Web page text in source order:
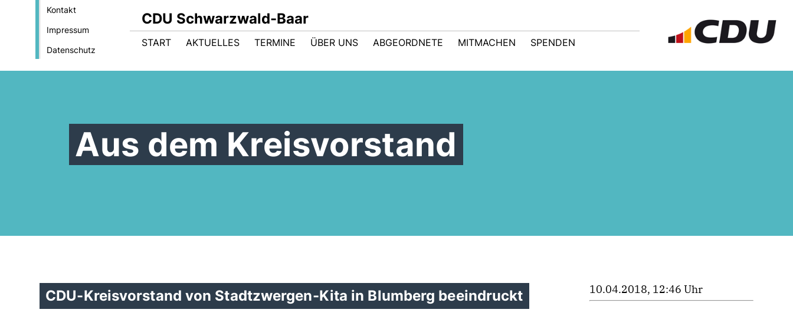
Kontakt
Impressum
Datenschutz
CDU Schwarzwald-Baar
START AKTUELLES TERMINE ÜBER UNS ABGEORDNETE MITMACHEN SPENDEN
Aus dem Kreisvorstand
CDU-Kreisvorstand von Stadtzwergen-Kita in Blumberg beeindruckt 10.04.2018, 12:46 Uhr